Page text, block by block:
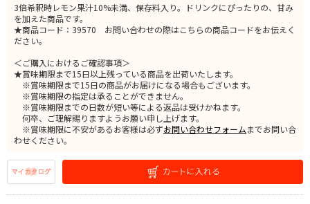
3倍希釈時レモン果汁10%未満、保存料入り。ドリンクにぴったりの、甘み
を加えた商品です。
★商品コード：39570 お問い合わせの際はこちらの商品コードをお伝えく
ださい。
＜ご購入におけるご確認事項＞
★賞味期限まで15日以上残っている商品を出荷いたします。
※賞味期限まで15日の商品がお届けになる場合もございます。
※賞味期限の指定は承ることができません。
※賞味期限までの日数が短い等による返品は受けかねます。
何卒、ご理解賜りますようお願い申し上げます。
※賞味期限に不安があるお客様は必ずお問い合わせフォームまでお問い合
わせください。